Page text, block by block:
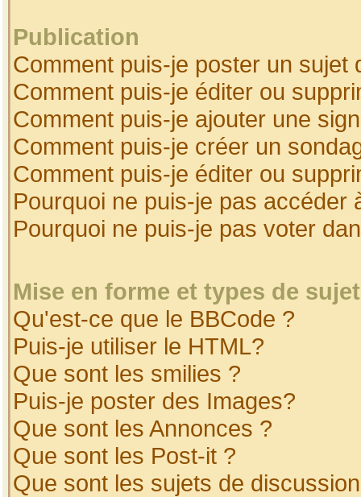
Publication
Comment puis-je poster un sujet
Comment puis-je éditer ou
Comment puis-je ajouter une
Comment puis-je créer un
Comment puis-je éditer ou
Pourquoi ne puis-je pas accéder
Pourquoi ne puis-je pas voter
Mise en forme et types de
Qu'est-ce que le BBCode ?
Puis-je utiliser le HTML?
Que sont les smilies ?
Puis-je poster des Images?
Que sont les Annonces ?
Que sont les Post-it ?
Que sont les sujets de